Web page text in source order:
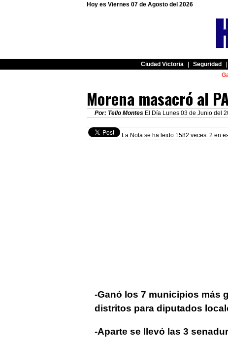
Hoy es Viernes 07 de Agosto del 2026
Ciudad Victoria Seguridad
Morena masacró al
Por: Tello Montes El Día Lunes 03 de Junio del
La Nota se ha leido 1582 veces. 2 en
-Ganó los 7 municipios más
distritos para diputados
-Aparte se llevó las 3